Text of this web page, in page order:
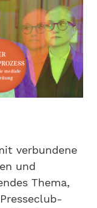
verbundene
und
Thema,